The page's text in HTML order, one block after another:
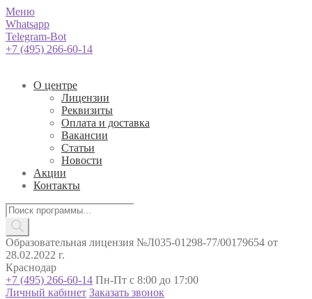
Меню
Whatsapp
Telegram-Bot
+7 (495) 266-60-14
О центре
Лицензии
Реквизиты
Оплата и доставка
Вакансии
Статьи
Новости
Акции
Контакты
Поиск
товаров
Образовательная лицензия №Л035-01298-77/00179654 от
28.02.2022 г.
Краснодар
+7 (495) 266-60-14 Пн-Пт с 8:00 до 17:00
Личный кабинет Заказать звонок